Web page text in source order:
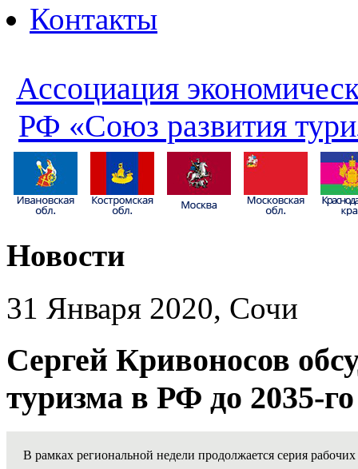
Контакты
Ассоциация
РФ «Союз развития
Новости
31 Января 2020, Сочи
Сергей Кривоносов
туризма в РФ до 2035-го
В рамках региональной недели продолжается серия